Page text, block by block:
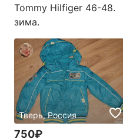
Tommy Hilfiger 46-48.
зима.
Тверь, Россия
750₽